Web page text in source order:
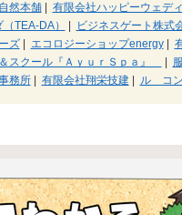
自然本舗|
有限会社ハッピーウェデ
TEA-DA）
ビジネスゲート株式
ズ| エコロジーショップenergy|
スクール『ＡｙｕｒＳｐａ』
務所| 有限会社翔栄技建| ル コ